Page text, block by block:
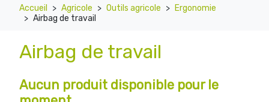
Accueil Agricole Outils agricole
Ergonomie
Airbag de travail
Airbag de travail
Aucun produit disponible pour le